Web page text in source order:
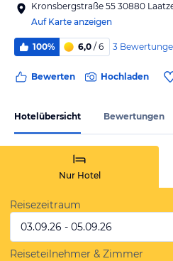
Kronsbergstraße 55 30880
Auf Karte anzeigen
100% 6,0 / 6 3
Bewerten Hochladen
Hotelübersicht Bewertungen
Nur Hotel
Reisezeitraum
03.09.26 - 05.09.26
Reiseteilnehmer & Zimmer